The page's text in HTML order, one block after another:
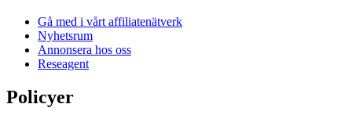
Gå med i vårt affiliatenätverk
Nyhetsrum
Annonsera hos oss
Reseagent
Policyer